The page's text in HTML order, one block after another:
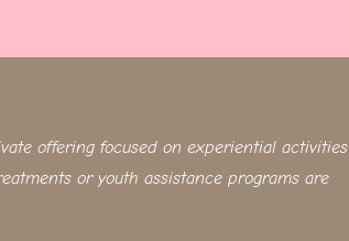
offering focused on experiential activities
or youth assistance programs are